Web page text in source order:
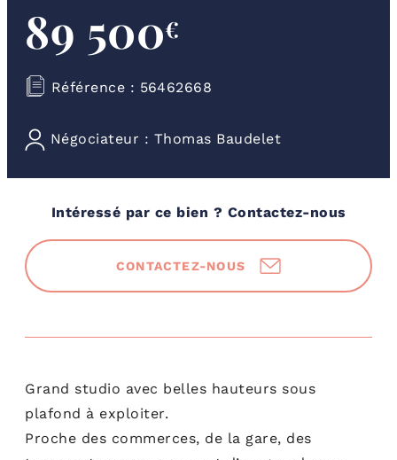
89 500€
Référence : 56462668
Négociateur : Thomas Baudelet
Intéressé par ce bien ? Contactez-nous
CONTACTEZ-NOUS
Grand studio avec belles hauteurs sous
plafond à exploiter.
Proche des commerces, de la gare, des